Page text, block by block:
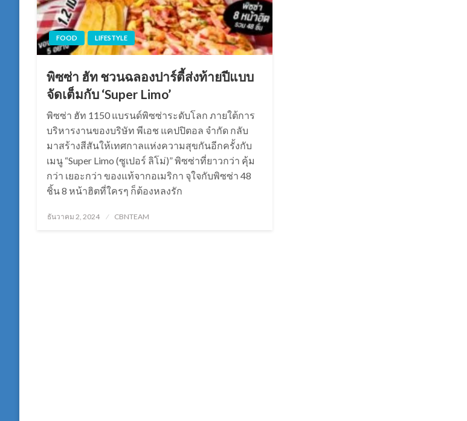
FOOD LIFESTYLE
พิซซ่า ฮัท ชวนฉลองปาร์ตี้ส่งท้ายปีแบบ
จัดเต็มกับ ‘Super Limo’
พิซซ่า ฮัท 1150 แบรนด์พิซซ่าระดับโลก ภายใต้การ
บริหารงานของบริษัท พีเอช แคปปิตอล จำกัด กลับ
มาสร้างสีสันให้เทศกาลแห่งความสุขกันอีกครั้งกับ
เมนู “Super Limo (ซูเปอร์ ลิโม่)” พิซซ่าที่ยาวกว่า คุ้ม
กว่า เยอะกว่า ของแท้จากอเมริกา จุใจกับพิซซ่า 48
ชิ้น 8 หน้าฮิตที่ใครๆ ก็ต้องหลงรัก
Posted
ธันวาคม 2, 2024 CBNTEAM